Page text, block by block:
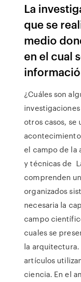
La
que se
medio
en el cual
¿Cuáles son
otros casos, se
el campo de la
y técnicas de
comprenden
organizados
necesaria la
campo
cuales se
la arquitectura.
artículos
ciencia. En el